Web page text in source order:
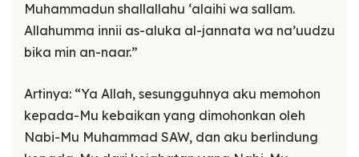
Muhammadun shallallahu ‘alaihi wa sallam.
Allahumma innii as-aluka al-jannata wa na’uudzu
bika min an-naar.”
Artinya: “Ya Allah, sesungguhnya aku memohon
kepada-Mu kebaikan yang dimohonkan oleh
Nabi-Mu Muhammad SAW, dan aku berlindung